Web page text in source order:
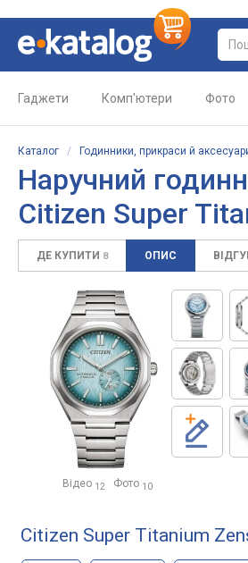
Гаджети Комп'ютери Фото
Каталог / Годинники, прикраси й
Наручний
Citizen Super
ДЕ КУПИТИ 8 ОПИС
Відео 12 Фото 10
Citizen Super Titanium